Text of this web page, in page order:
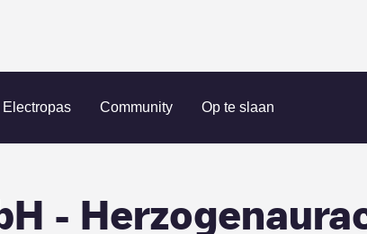
Electropas Community Op te slaan
Herzo Energie GmbH - Herzogenaurach - Parkplatz Gy
-